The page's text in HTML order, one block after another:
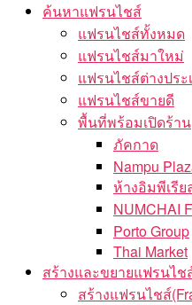
ค้นหาแฟรนไชส์
แฟรนไชส์ทั้งหมด
แฟรนไชส์มาใหม่
แฟรนไชส์ต่างประ
แฟรนไชส์ขายดี
พื้นที่พร้อมเปิดร้าน
ภัคกาด
Nampu
ห้างอิมพีเรีย
NUMCHAI
Porto Group
Thai Market
สร้างและขยายแฟรนไช
สร้างแฟรนไชส์